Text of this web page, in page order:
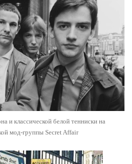
и классической белой тенниски на
мод-группы Secret Affair